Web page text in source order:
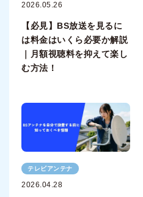
2026.05.26
【必見】BS放送を見るに
は料金はいくら必要か解説
｜月額視聴料を抑えて楽し
む方法！
テレビアンテナ
2026.04.28